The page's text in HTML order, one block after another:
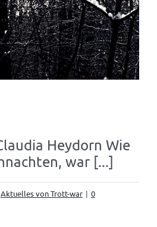
Heydorn Wie
war [...]
Aktuelles von Trott-war | 0